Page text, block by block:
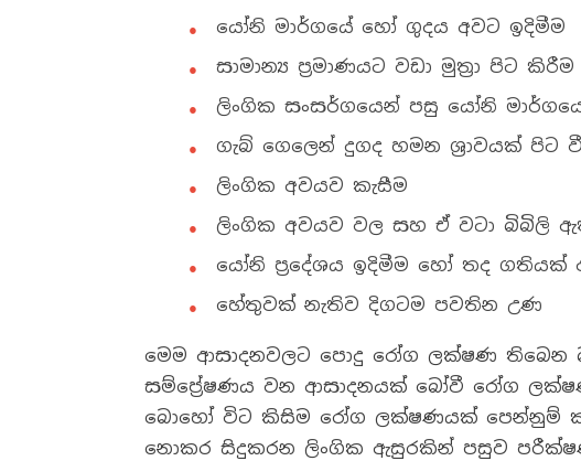
යෝනි මාර්ගයේ හෝ ගුදය අවට ඉදිමීම
සාමාන්‍ය ප්‍රමාණයට වඩා මුත්‍රා පිට කිරීම
ලිංගික සංසර්ගයෙන් පසු යෝනි
ගැබ් ගෙලෙන් දුගද හමන ශ්‍රාවයක් පිට
ලිංගික අවයව කැසීම
ලිංගික අවයව වල සහ ඒ වටා බිබිලි
යෝනි ප්‍රදේශය ඉදිමීම හෝ තද ගතියක්
හේතුවක් නැතිව දිගටම පවතින උණ
මෙම ආසාදනවලට පොදු රෝග ලක්ෂණ තිබෙන
සම්ප්‍රේෂණය වන ආසාදනයක් බෝවී රෝග
බොහෝ විට කිසිම රෝග ලක්ෂණයක් පෙන්නුම්
නොකර සිදුකරන ලිංගික ඇසුරකින් පසුව